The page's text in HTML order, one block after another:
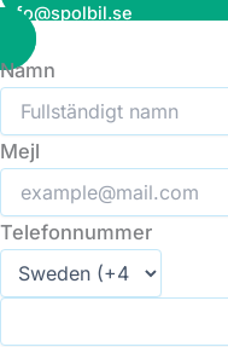
info@spolbil.se
Namn
Mejl
Telefonnummer